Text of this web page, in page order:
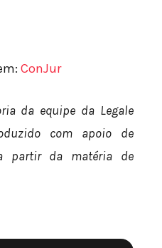
ConJur
da equipe da Legale
com apoio de
partir da matéria de